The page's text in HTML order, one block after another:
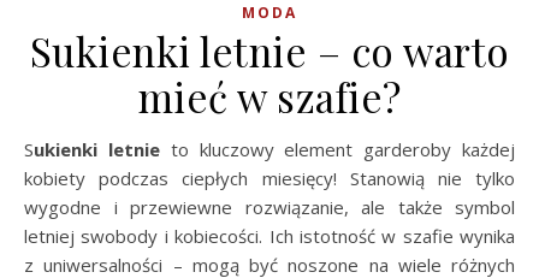
MODA
Sukienki letnie – co warto
mieć w szafie?
Sukienki letnieto kluczowy element garderoby każdej
kobiety podczas ciepłych miesięcy! Stanowią nie tylko
wygodne i przewiewne rozwiązanie, ale także symbol
letniej swobody i kobiecości. Ich istotność w szafie wynika
z uniwersalności – mogą być noszone na wiele różnych